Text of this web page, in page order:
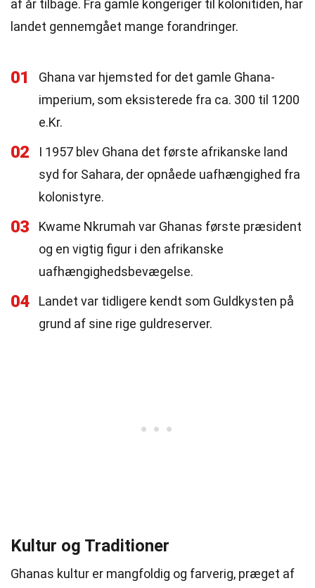
af år tilbage. Fra gamle kongeriger til kolonitiden, har
landet gennemgået mange forandringer.
01
Ghana var hjemsted for det gamle Ghana-
imperium, som eksisterede fra ca. 300 til 1200
e.Kr.
02
I 1957 blev Ghana det første afrikanske land
syd for Sahara, der opnåede uafhængighed fra
kolonistyre.
03
Kwame Nkrumah var Ghanas første præsident
og en vigtig figur i den afrikanske
uafhængighedsbevægelse.
04
Landet var tidligere kendt som Guldkysten på
grund af sine rige guldreserver.
Kultur og Traditioner
Ghanas kultur er mangfoldig og farverig, præget af